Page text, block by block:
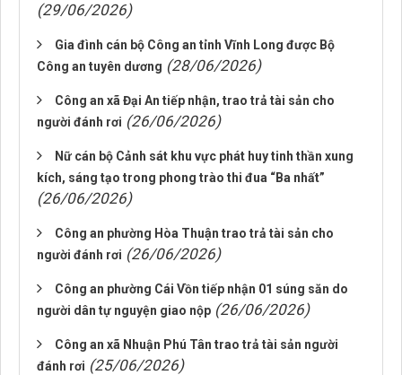
(29/06/2026)
Gia đình cán bộ Công an tỉnh Vĩnh Long được Bộ
Công an tuyên dương (28/06/2026)
Công an xã Đại An tiếp nhận, trao trả tài sản cho
người đánh rơi (26/06/2026)
Nữ cán bộ Cảnh sát khu vực phát huy tinh thần xung
kích, sáng tạo trong phong trào thi đua “Ba nhất”
(26/06/2026)
Công an phường Hòa Thuận trao trả tài sản cho
người đánh rơi (26/06/2026)
Công an phường Cái Vồn tiếp nhận 01 súng săn do
người dân tự nguyện giao nộp (26/06/2026)
Công an xã Nhuận Phú Tân trao trả tài sản người
đánh rơi (25/06/2026)